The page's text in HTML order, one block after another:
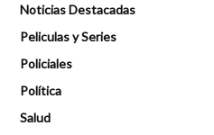
Noticias Destacadas
Peliculas y Series
Policiales
Política
Salud